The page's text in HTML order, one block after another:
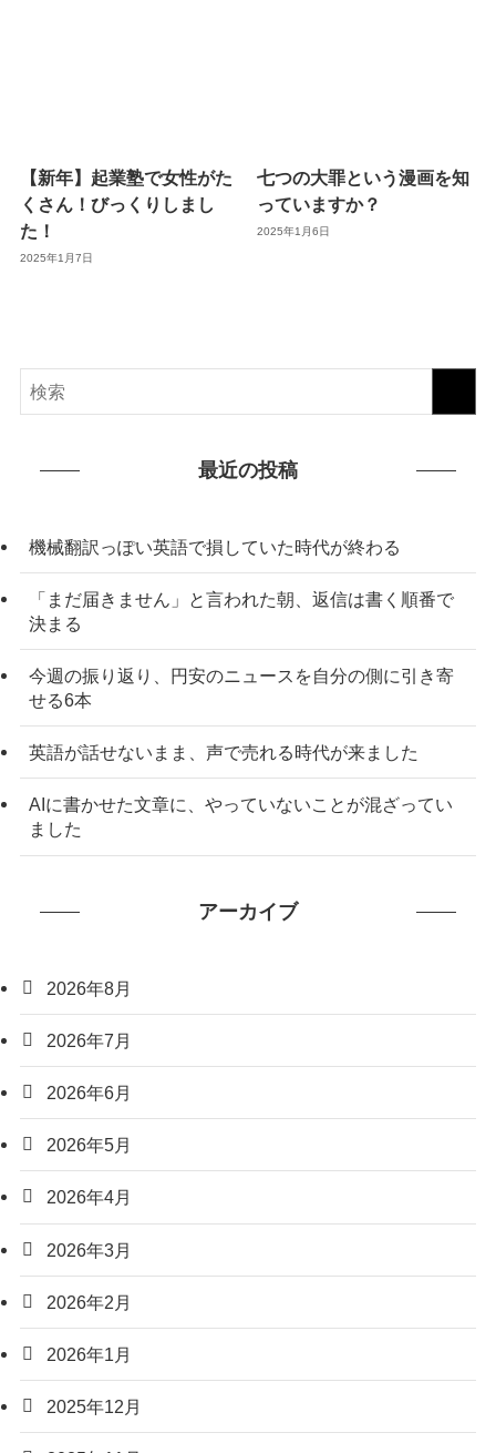
【新年】起業塾で女性がた
くさん！びっくりしまし
た！
2025年1月7日
七つの大罪という漫画を知
っていますか？
2025年1月6日
最近の投稿
機械翻訳っぽい英語で損していた時代が終わる
「まだ届きません」と言われた朝、返信は書く順番で
決まる
今週の振り返り、円安のニュースを自分の側に引き寄
せる6本
英語が話せないまま、声で売れる時代が来ました
AIに書かせた文章に、やっていないことが混ざってい
ました
アーカイブ
2026年8月
2026年7月
2026年6月
2026年5月
2026年4月
2026年3月
2026年2月
2026年1月
2025年12月